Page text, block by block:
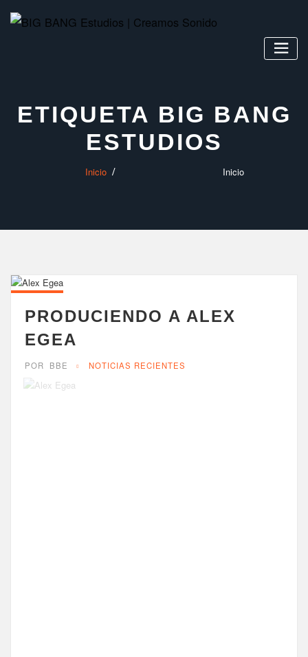
ETIQUETA BIG BANG
ESTUDIOS
PRODUCIENDO A ALEX
EGEA
POR BBE NOTICIAS RECIENTES